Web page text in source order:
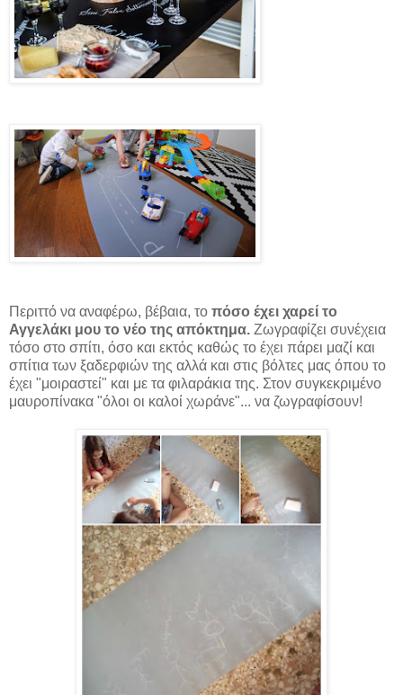
Περιττό να αναφέρω, βέβαια, το πόσο έχει χαρεί το
Αγγελάκι μου το νέο της απόκτημα. Ζωγραφίζει συνέχεια
τόσο στο σπίτι, όσο και εκτός καθώς το έχει πάρει μαζί και
σπίτια των ξαδερφιών της αλλά και στις βόλτες μας όπου το
έχει "μοιραστεί" και με τα φιλαράκια της. Στον συγκεκριμένο
μαυροπίνακα "όλοι οι καλοί χωράνε"... να ζωγραφίσουν!